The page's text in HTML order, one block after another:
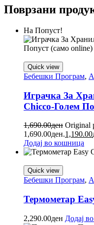
Поврзани
На Попуст!
Quick view
Бебешки Програм,
Играчка За
Chicco-Голем
1,690.00ден Original
1,690.00ден.1,190.00
Додај во кошница
Quick view
Бебешки Програм,
Термометар
2,290.00ден Додај